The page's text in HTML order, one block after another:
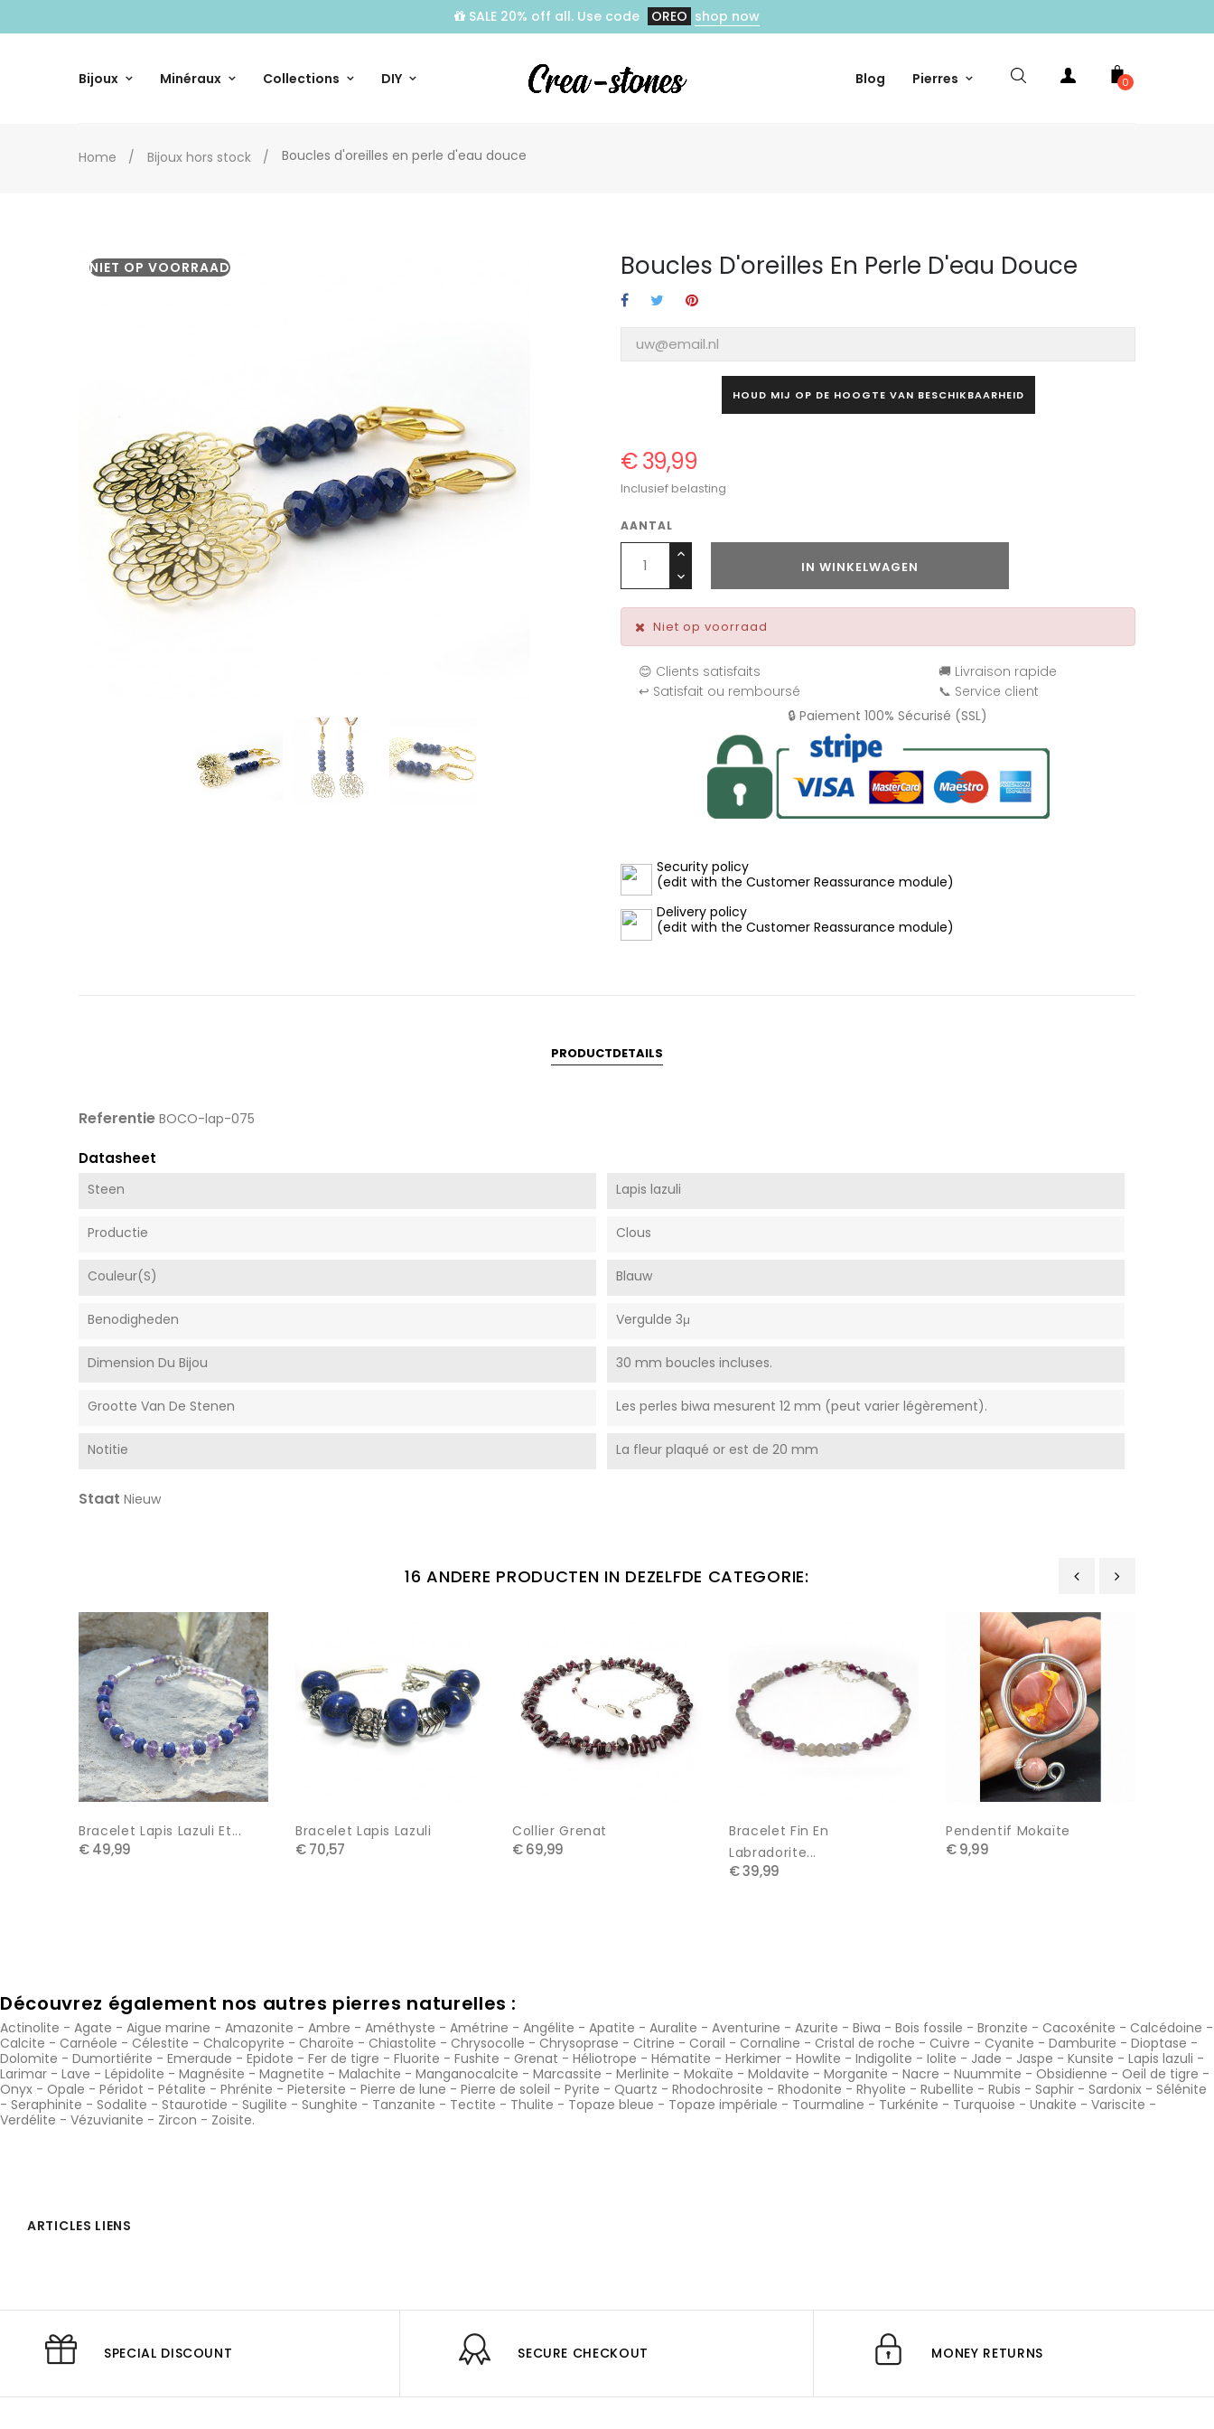
SALE 20% off all. Use code OREO shop now
Bijoux Minéraux Collections DIY Blog Pierres 0
Home Bijoux hors stock Boucles d'oreilles en perle d'eau douce
NIET OP VOORRAAD Boucles D'oreilles En Perle D'eau Douce
HOUD MIJ OP DE HOOGTE VAN BESCHIKBAARHEID
€ 39,99
Inclusief belasting
AANTAL
IN WINKELWAGEN
Niet op voorraad
😊 Clients satisfaits
🚚 Livraison rapide
↩️ Satisfait ou remboursé
📞 Service client
🔒 Paiement 100% Sécurisé (SSL)
Security policy
(edit with the Customer Reassurance module)
Delivery policy
(edit with the Customer Reassurance module)
PRODUCTDETAILS
Referentie BOCO-lap-075
Datasheet
Steen Lapis lazuli
Productie Clous
Couleur(s) Blauw
Benodigheden Vergulde 3μ
Dimension Du Bijou 30 mm boucles incluses.
Grootte Van De Stenen Les perles biwa mesurent 12 mm (peut varier légèrement).
Notitie La fleur plaqué or est de 20 mm
Staat Nieuw
16 ANDERE PRODUCTEN IN DEZELFDE CATEGORIE:
Bracelet Lapis Lazuli Et...
€ 49,99
Bracelet Lapis Lazuli
€ 70,57
Collier Grenat
€ 69,99
Bracelet Fin En
Labradorite...
€ 39,99
Pendentif Mokaïte
€ 9,99
‹
Découvrez également nos autres pierres naturelles :
Actinolite - Agate - Aigue marine - Amazonite - Ambre - Améthyste - Amétrine - Angélite - Apatite - Auralite - Aventurine - Azurite - Biwa - Bois fossile - Bronzite - Cacoxénite - Calcédoine -
Calcite - Carnéole - Célestite - Chalcopyrite - Charoïte - Chiastolite - Chrysocolle - Chrysoprase - Citrine - Corail - Cornaline - Cristal de roche - Cuivre - Cyanite - Damburite - Dioptase -
Dolomite - Dumortiérite - Emeraude - Epidote - Fer de tigre - Fluorite - Fushite - Grenat - Héliotrope - Hématite - Herkimer - Howlite - Indigolite - Iolite - Jade - Jaspe - Kunsite - Lapis lazuli -
Larimar - Lave - Lépidolite - Magnésite - Magnetite - Malachite - Manganocalcite - Marcassite - Merlinite - Mokaïte - Moldavite - Morganite - Nacre - Nuummite - Obsidienne - Oeil de tigre -
Onyx - Opale - Péridot - Pétalite - Phrénite - Pietersite - Pierre de lune - Pierre de soleil - Pyrite - Quartz - Rhodochrosite - Rhodonite - Rhyolite - Rubellite - Rubis - Saphir - Sardonix - Sélénite
- Seraphinite - Sodalite - Staurotide - Sugilite - Sunghite - Tanzanite - Tectite - Thulite - Topaze bleue - Topaze impériale - Tourmaline - Turkénite - Turquoise - Unakite - Variscite -
Verdélite - Vézuvianite - Zircon - Zoisite.
ARTICLES LIENS
SPECIAL DISCOUNT SECURE CHECKOUT MONEY RETURNS